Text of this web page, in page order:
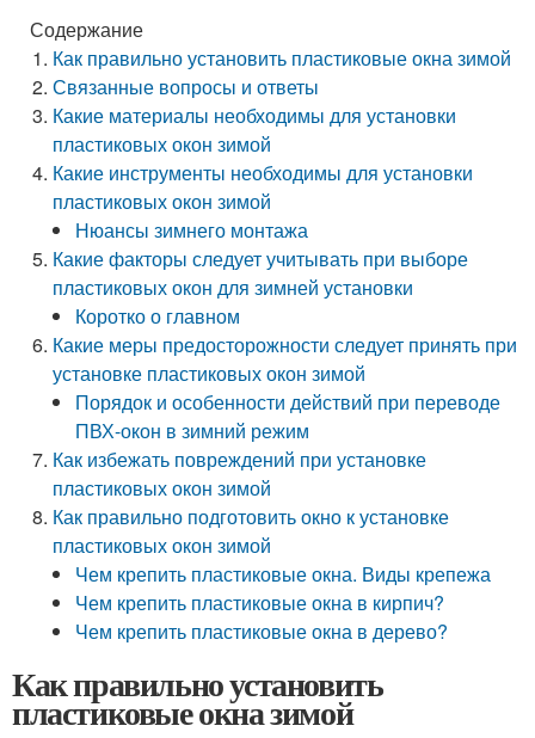
Содержание
Как правильно установить пластиковые окна зимой
Связанные вопросы и ответы
Какие материалы необходимы для установки
пластиковых окон зимой
Какие инструменты необходимы для установки
пластиковых окон зимой
Нюансы зимнего монтажа
Какие факторы следует учитывать при выборе
пластиковых окон для зимней установки
Коротко о главном
Какие меры предосторожности следует принять при
установке пластиковых окон зимой
Порядок и особенности действий при переводе
ПВХ-окон в зимний режим
Как избежать повреждений при установке
пластиковых окон зимой
Как правильно подготовить окно к установке
пластиковых окон зимой
Чем крепить пластиковые окна. Виды крепежа
Чем крепить пластиковые окна в кирпич?
Чем крепить пластиковые окна в дерево?
Как правильно установить
пластиковые окна зимой